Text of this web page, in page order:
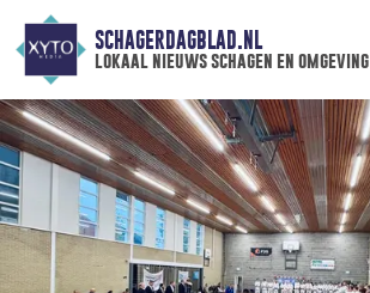
SCHAGERDAGBLAD.NL
lokaal nieuws schagen en omgeving